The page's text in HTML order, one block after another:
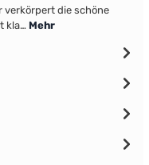
verkörpert die schöne
kla… Mehr